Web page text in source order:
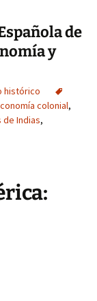
de
y
histórico
colonial,
de Indias,